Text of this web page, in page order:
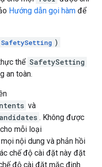
Hướng dẫn gọi hàm để
SafetySetting )
thể SafetySetting
an toàn.
và
. Không được
mỗi loại
nội dung và phản hồi
chế độ cài đặt này đặt
độ cài đặt mặc định